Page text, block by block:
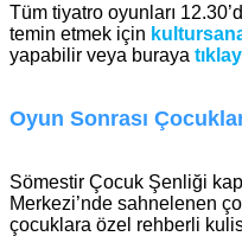
Tüm tiyatro oyunları
temin etmek için
yapabilir veya buraya
Oyun Sonrası
Sömestir Çocuk Şenliği
Merkezi’nde sahnelenen
çocuklara özel rehberli